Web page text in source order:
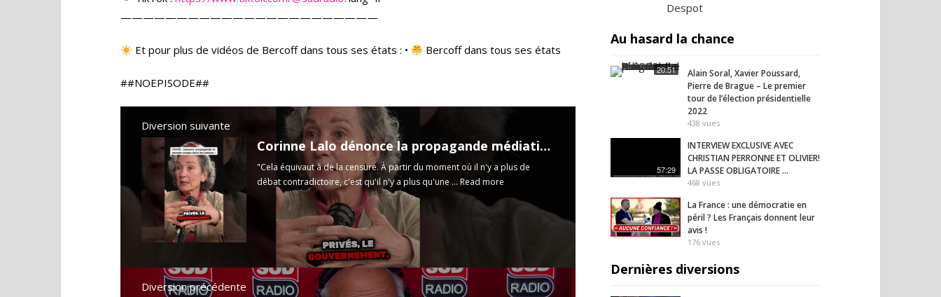
———————————————————————
Et pour plus de vidéos de Bercoff dans tous ses états : • Bercoff dans tous ses états
##NOEPISODE##
Diversion suivante
Corinne Lalo dénonce la propagande médiatique autour de la crise sanitaire
"Cela équivaut à de la censure. À partir du moment où il n'y a plus de
débat contradictoire, c'est qu'il n'y a plus qu'une ... Read more
Diversion précédente
Despot
Au hasard la chance
20:51
Alain Soral, Xavier Poussard,
Pierre de Brague – Le premier
tour de l’élection présidentielle
2022
438 vues
57:29
INTERVIEW EXCLUSIVE AVEC
CHRISTIAN PERRONNE ET OLIVIER!
LA PASSE OBLIGATOIRE …
468 vues
La France : une démocratie en
péril ? Les Français donnent leur
avis !
176 vues
Dernières diversions